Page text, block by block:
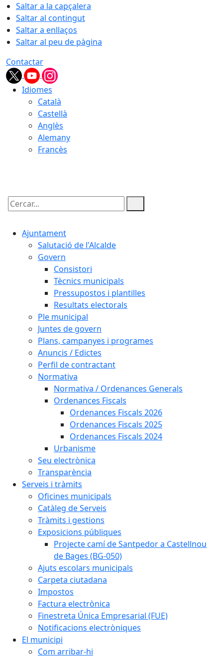
Saltar a la capçalera
Saltar al contingut
Saltar a enllaços
Saltar al peu de pàgina
Contactar
Idiomes
Català
Castellà
Anglès
Alemany
Francès
Cercar:
Ajuntament
Salutació de l'Alcalde
Govern
Consistori
Tècnics municipals
Pressupostos i plantilles
Resultats electorals
Ple municipal
Juntes de govern
Plans, campanyes i programes
Anuncis / Edictes
Perfil de contractant
Normativa
Normativa / Ordenances Generals
Ordenances Fiscals
Ordenances Fiscals 2026
Ordenances Fiscals 2025
Ordenances Fiscals 2024
Urbanisme
Seu electrònica
Transparència
Serveis i tràmits
Oficines municipals
Catàleg de Serveis
Tràmits i gestions
Exposicions públiques
Projecte camí de Santpedor a Castellnou
de Bages (BG-050)
Ajuts escolars municipals
Carpeta ciutadana
Impostos
Factura electrònica
Finestreta Única Empresarial (FUE)
Notificacions electròniques
El municipi
Com arribar-hi